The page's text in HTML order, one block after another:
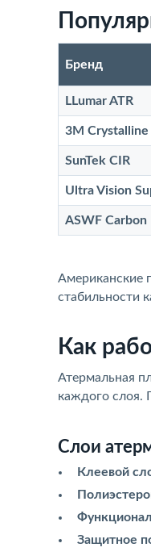
Бренд
LLumar ATR
3M Crystalline
SunTek CIR
Ultra Vision
ASWF Carbon
Американские
стабильности
Как
Атермальная
каждого слоя.
Слои
Клеевой
Защитное